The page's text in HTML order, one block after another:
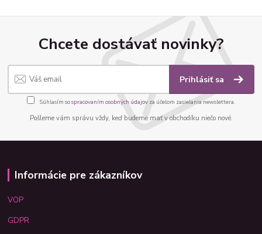
Chcete dostávať novinky?
Prihlásiť sa
Súhlasím sospracovaním osobných údajov za účelom zasielania newslettera.
Pošleme vám správu vždy, keď budeme mať v obchodíku niečo nové.
Informácie pre zákazníkov
VOP
GDPR